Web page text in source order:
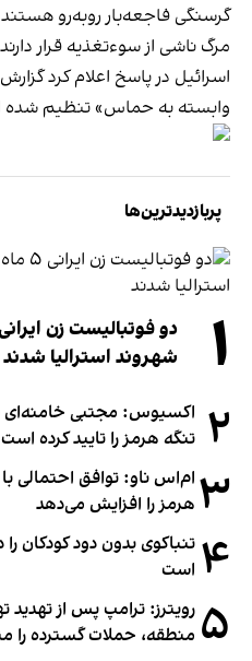
گرسنگی فاجعه‌بار روبه‌رو
مرگ ناشی از سوءتغذیه قرار
اسرائیل در پاسخ اعلام کرد
وابسته به حماس» تنظیم
پربازدیدترین‌ها
۱
شهروند استرالیا شدند
۲ اکسیوس: مجتبی خامنه‌ای
تنگه هرمز را تایید کرده است
۳ ام‌اس ناو: توافق احتمالی
هرمز را افزایش می‌دهد
۴ تنباکوی بدون دود کودکان را
است
۵ رویترز: ترامپ پس از
منطقه، حملات گسترده را